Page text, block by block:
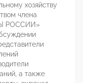
хозяйству
члена
РОССИИ»
а также